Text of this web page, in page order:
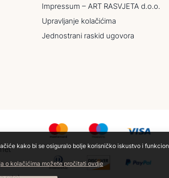
Impressum – ART RASVJETA d.o.o.
Upravljanje kolačićima
Jednostrani raskid ugovora
kako bi se osiguralo bolje korisničko iskustvo i
o kolačićima možete pročitati ovdje